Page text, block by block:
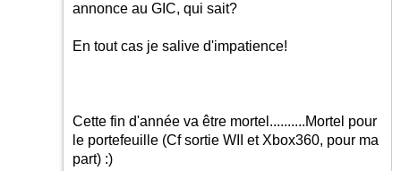
annonce au GIC, qui sait?
En tout cas je salive d'impatience!
Cette fin d'année va être mortel..........Mortel pour
le portefeuille (Cf sortie WII et Xbox360, pour ma
part) :)